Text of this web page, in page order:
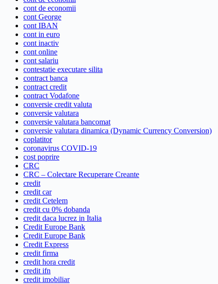
cont de economii
cont George
cont IBAN
cont in euro
cont inactiv
cont online
cont salariu
contestatie executare silita
contract banca
contract credit
contract Vodafone
conversie credit valuta
conversie valutara
conversie valutara bancomat
conversie valutara dinamica (Dynamic Currency Conversion)
coplatitor
coronavirus COVID-19
cost poprire
CRC
CRC – Colectare Recuperare Creante
credit
credit car
credit Cetelem
credit cu 0% dobanda
credit daca lucrez in Italia
Credit Europe Bank
Credit Europe Bank
Credit Express
credit firma
credit hora credit
credit ifn
credit imobiliar